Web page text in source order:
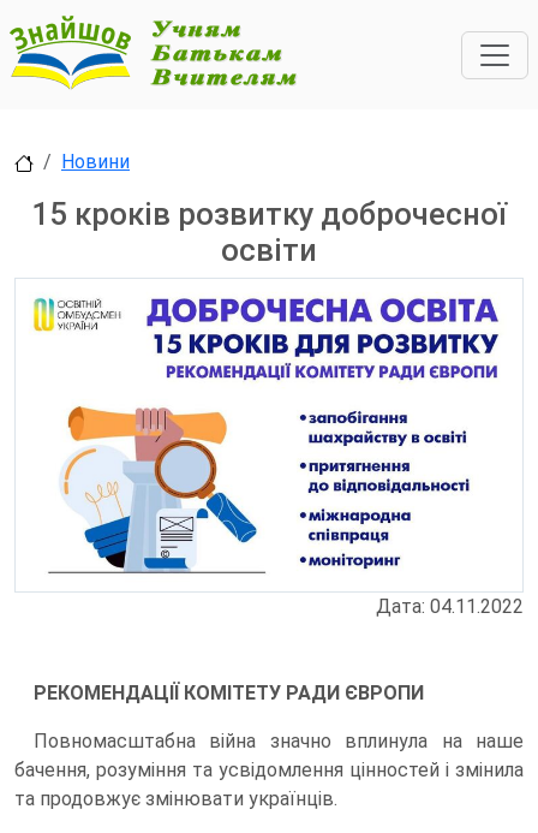
Новини
15 кроків розвитку доброчесної
освіти
Дата: 04.11.2022
РЕКОМЕНДАЦІЇ КОМІТЕТУ РАДИ ЄВРОПИ
Повномасштабна війна значно вплинула на наше
бачення, розуміння та усвідомлення цінностей і змінила
та продовжує змінювати українців.